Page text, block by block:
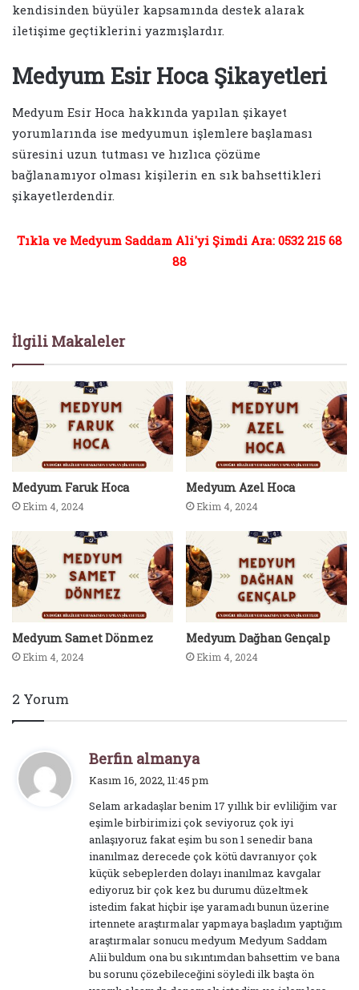
kendisinden büyüler kapsamında destek alarak
iletişime geçtiklerini yazmışlardır.
Medyum Esir Hoca Şikayetleri
Medyum Esir Hoca hakkında yapılan şikayet
yorumlarında ise medyumun işlemlere başlaması
süresini uzun tutması ve hızlıca çözüme
bağlanamıyor olması kişilerin en sık bahsettikleri
şikayetlerdendir.
Tıkla ve Medyum Saddam Ali'yi Şimdi Ara: 0532 215 68
88
İlgili Makaleler
Medyum Faruk Hoca
Ekim 4, 2024
Medyum Azel Hoca
Ekim 4, 2024
Medyum Samet Dönmez
Ekim 4, 2024
Medyum Dağhan Gençalp
Ekim 4, 2024
2 Yorum
Berfin almanya
i
k
i
:
Kasım 16, 2022, 11:45 pm
Selam arkadaşlar benim 17 yıllık bir evliliğim var
eşimle birbirimizi çok seviyoruz çok iyi
anlaşıyoruz fakat eşim bu son 1 senedir bana
inanılmaz derecede çok kötü davranıyor çok
küçük sebeplerden dolayı inanılmaz kavgalar
ediyoruz bir çok kez bu durumu düzeltmek
istedim fakat hiçbir işe yaramadı bunun üzerine
irtennete araştırmalar yapmaya başladım yaptığım
araştırmalar sonucu medyum Medyum Saddam
Alii buldum ona bu sıkıntımdan bahsettim ve bana
bu sorunu çözebileceğini söyledi ilk başta ön